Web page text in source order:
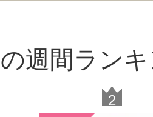
の週間ラン
2